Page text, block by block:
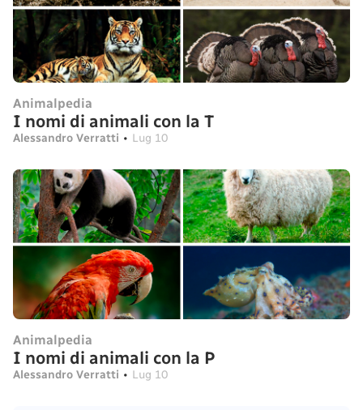
Animalpedia
I nomi di animali con la T
Alessandro Verratti • Lug 10
Animalpedia
I nomi di animali con la P
Alessandro Verratti • Lug 10